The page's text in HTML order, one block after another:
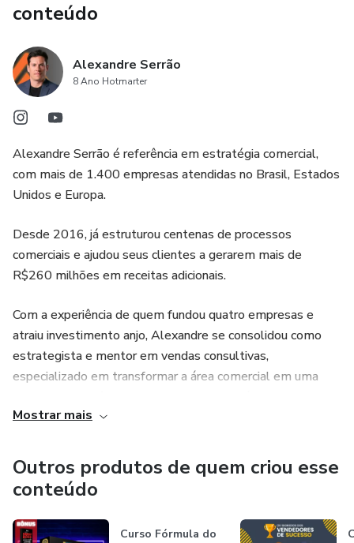
conteúdo
Alexandre Serrão
8 Ano Hotmarter
Alexandre Serrão é referência em estratégia comercial,
com mais de 1.400 empresas atendidas no Brasil, Estados
Unidos e Europa.
Desde 2016, já estruturou centenas de processos
comerciais e ajudou seus clientes a gerarem mais de
R$260 milhões em receitas adicionais.
Com a experiência de quem fundou quatro empresas e
atraiu investimento anjo, Alexandre se consolidou como
estrategista e mentor em vendas consultivas,
especializado em transformar a área comercial em uma
empresas de diversos segmentos.
Mostrar mais
Outros produtos de quem criou esse
conteúdo
Curso Fórmula do